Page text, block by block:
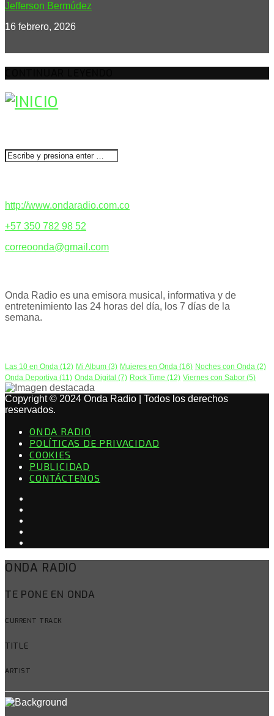
Jefferson Bermúdez
16 febrero, 2026
http://www.ondaradio.com.co
+57 350 782 98 52
correoonda@gmail.com
Onda Radio es una emisora musical, informativa y de
entretenimiento las 24 horas del día, los 7 días de la
semana.
Las 10 en Onda (12) Mi Album (3) Mujeres en Onda (16) Noches con Onda (2)
Onda Deportiva (11) Onda Digital (7) Rock Time (12) Viernes con Sabor (5)
Copyright © 2024 Onda Radio | Todos los derechos
reservados.
ONDA RADIO
POLÍTICAS DE PRIVACIDAD
COOKIES
PUBLICIDAD
CONTÁCTENOS
ONDA RADIO
TE PONE EN ONDA
CURRENT TRACK
TITLE
ARTIST